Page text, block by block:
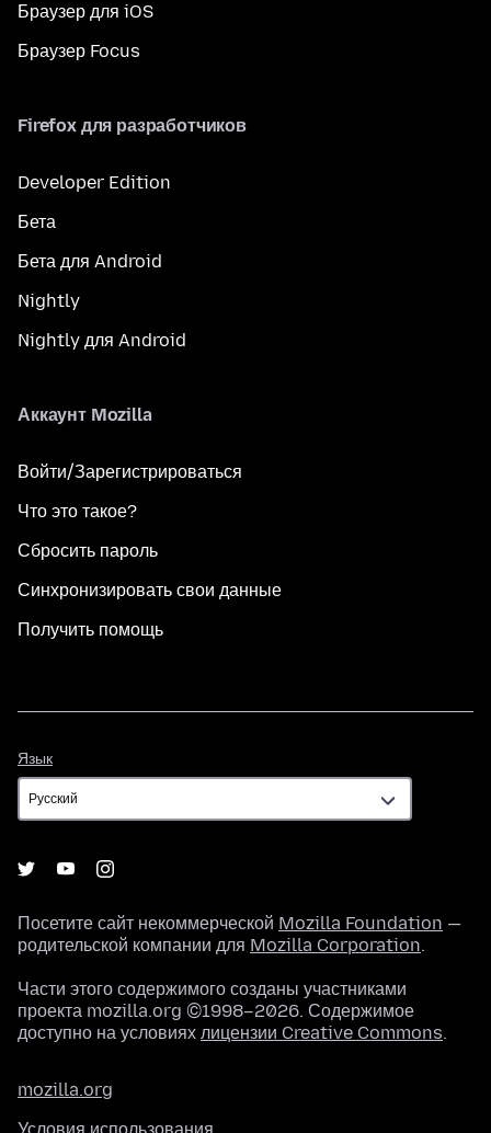
Браузер для iOS
Браузер Focus
Firefox для разработчиков
Developer Edition
Бета
Бета для Android
Nightly
Nightly для Android
Аккаунт Mozilla
Войти/Зарегистрироваться
Что это такое?
Сбросить пароль
Синхронизировать свои данные
Получить помощь
Язык
Посетите сайт некоммерческой Mozilla Foundation —
родительской компании для Mozilla Corporation.
Части этого содержимого созданы участниками
проекта mozilla.org ©1998–2026. Содержимое
доступно на условиях лицензии Creative Commons.
mozilla.org